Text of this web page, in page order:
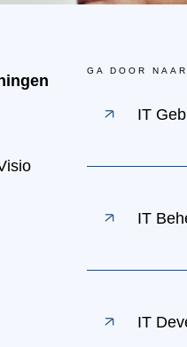
GA DOOR NAAR
IT
IT
IT